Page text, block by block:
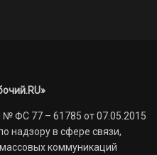
ФС 77 – 61785 от 07.05.2015
надзору в сфере связи,
коммуникаций